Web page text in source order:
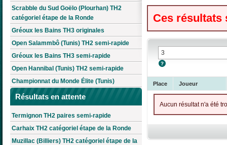
Scrabble du Sud Goëlo (Plourhan) TH2
catégoriel étape de la Ronde
Gréoux les Bains TH3 originales
Open Salammbô (Tunis) TH2 semi-rapide
Gréoux les Bains TH3 semi-rapide
Open Hannibal (Tunis) TH2 semi-rapide
Championnat du Monde Élite (Tunis)
Résultats en attente
Termignon TH2 paires semi-rapide
Carhaix TH2 catégoriel étape de la Ronde
Muzillac (Billiers) TH2 catégoriel étape de la
Ces résultats
Place Joueur
Aucun résultat n'a été